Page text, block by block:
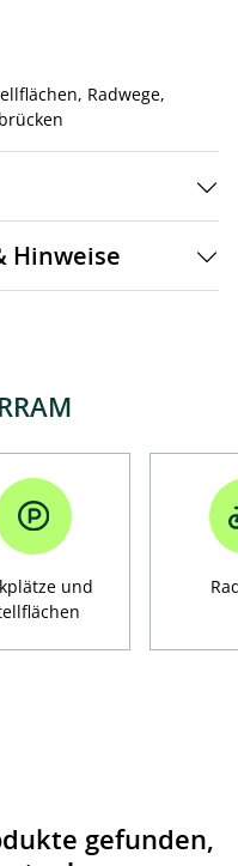
Radwege,
Hinweise
und
gefunden,